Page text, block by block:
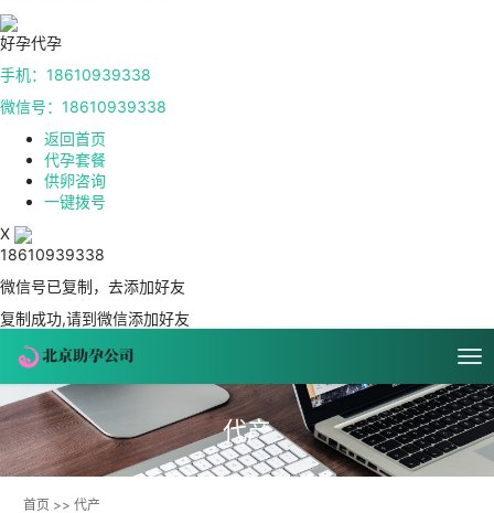
好孕代孕
手机：18610939338
微信号：18610939338
返回首页
代孕套餐
供卵咨询
一键拨号
X
18610939338
微信号已复制，去添加好友
复制成功,请到微信添加好友
代产
首页 >> 代产